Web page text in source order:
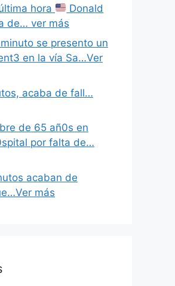
hora
Donald
de… ver más
se presento un
en la vía Sa…Ver
acaba de fall…
de 65 añ0s en
por falta de…
acaban de
más